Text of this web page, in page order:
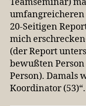
umfangreicheren
20-Seitigen
mich
(der Report
bewußten
Person). Damals
Koordinator (53)“.